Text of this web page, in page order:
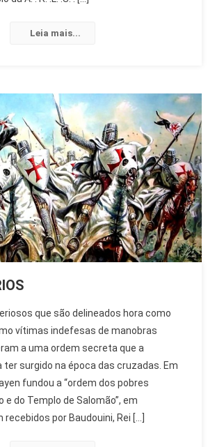
Leia mais...
que são delineados hora como
vítimas indefesas de manobras
a uma ordem secreta que a
surgido na época das cruzadas. Em
fundou a “ordem dos pobres
do Templo de Salomão”, em
recebidos por Baudouini, Rei […]